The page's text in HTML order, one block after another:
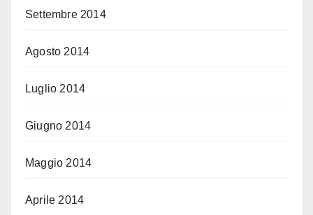
Settembre 2014
Agosto 2014
Luglio 2014
Giugno 2014
Maggio 2014
Aprile 2014